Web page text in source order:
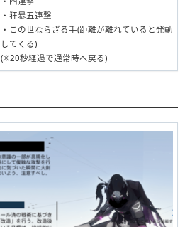
・狂暴五連撃
・この世ならざる手(距離が離れていると発動
してくる)
(※20秒経過で通常時へ戻る)